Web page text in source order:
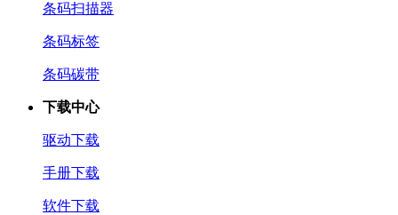
条码扫描器
条码标签
条码碳带
下载中心
驱动下载
手册下载
软件下载